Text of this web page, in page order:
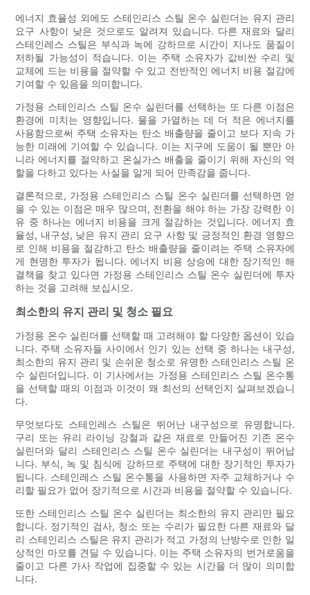
에너지 효율성 외에도 스테인리스 스틸 온수 실린더는 유지 관리
요구 사항이 낮은 것으로도 알려져 있습니다. 다른 재료와 달리
스테인레스 스틸은 부식과 녹에 강하므로 시간이 지나도 품질이
저하될 가능성이 적습니다. 이는 주택 소유자가 값비싼 수리 및
교체에 드는 비용을 절약할 수 있고 전반적인 에너지 비용 절감에
기여할 수 있음을 의미합니다.
가정용 스테인리스 스틸 온수 실린더를 선택하는 또 다른 이점은
환경에 미치는 영향입니다. 물을 가열하는 데 더 적은 에너지를
사용함으로써 주택 소유자는 탄소 배출량을 줄이고 보다 지속 가
능한 미래에 기여할 수 있습니다. 이는 지구에 도움이 될 뿐만 아
니라 에너지를 절약하고 온실가스 배출을 줄이기 위해 자신의 역
할을 다하고 있다는 사실을 알게 되어 만족감을 줍니다.
결론적으로, 가정용 스테인리스 스틸 온수 실린더를 선택하면 얻
을 수 있는 이점은 매우 많으며, 전환을 해야 하는 가장 강력한 이
유 중 하나는 에너지 비용을 크게 절감하는 것입니다. 에너지 효
율성, 내구성, 낮은 유지 관리 요구 사항 및 긍정적인 환경 영향으
로 인해 비용을 절감하고 탄소 배출량을 줄이려는 주택 소유자에
게 현명한 투자가 됩니다. 에너지 비용 상승에 대한 장기적인 해
결책을 찾고 있다면 가정용 스테인리스 스틸 온수 실린더에 투자
하는 것을 고려해 보십시오.
최소한의 유지 관리 및 청소 필요
가정용 온수 실린더를 선택할 때 고려해야 할 다양한 옵션이 있습
니다. 주택 소유자들 사이에서 인기 있는 선택 중 하나는 내구성,
최소한의 유지 관리 및 손쉬운 청소로 유명한 스테인리스 스틸 온
수 실린더입니다. 이 기사에서는 가정용 스테인리스 스틸 온수통
을 선택할 때의 이점과 이것이 왜 최선의 선택인지 살펴보겠습니
다.
무엇보다도 스테인레스 스틸은 뛰어난 내구성으로 유명합니다.
구리 또는 유리 라이닝 강철과 같은 재료로 만들어진 기존 온수
실린더와 달리 스테인리스 스틸 온수 실린더는 내구성이 뛰어납
니다. 부식, 녹 및 침식에 강하므로 주택에 대한 장기적인 투자가
됩니다. 스테인레스 스틸 온수통을 사용하면 자주 교체하거나 수
리할 필요가 없어 장기적으로 시간과 비용을 절약할 수 있습니다.
또한 스테인리스 스틸 온수 실린더는 최소한의 유지 관리만 필요
합니다. 정기적인 검사, 청소 또는 수리가 필요한 다른 재료와 달
리 스테인리스 스틸은 유지 관리가 적고 가정의 난방수로 인한 일
상적인 마모를 견딜 수 있습니다. 이는 주택 소유자의 번거로움을
줄이고 다른 가사 작업에 집중할 수 있는 시간을 더 많이 의미합
니다.